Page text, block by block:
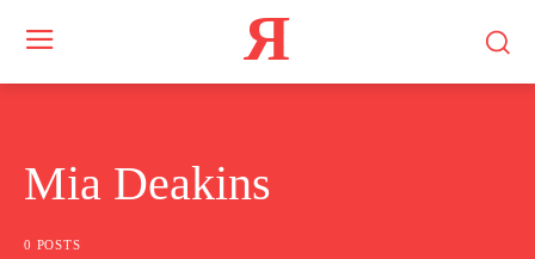
Я
Mia Deakins
0 POSTS